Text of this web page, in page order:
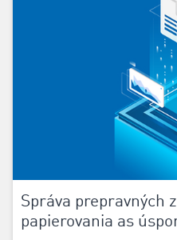
‌Správa prepravných
papierovania as